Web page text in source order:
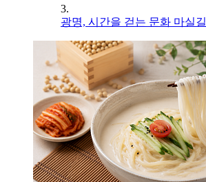
3.
광명, 시간을 걷는 문화 마실길